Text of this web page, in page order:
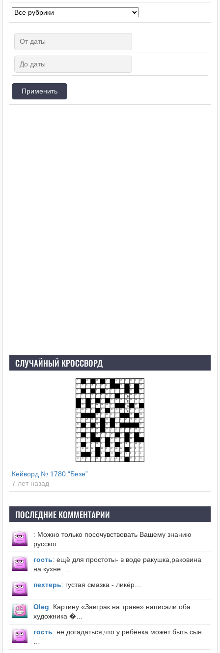
СЛУЧАЙНЫЙ КРОССВОРД
Кейворд № 1780 “Безе”
7 лет назад
ПОСЛЕДНИЕ КОММЕНТАРИИ
: Можно только посочувствовать Вашему знанию
русског…
гость: ещё для простоты- в воде ракушка,раковина
на кухне.…
пехтерь: густая смазка - ликёр…
Оleg: Картину «Завтрак на траве» написали оба
художника �…
гость: не догадаться,что у ребёнка может быть сын.
…